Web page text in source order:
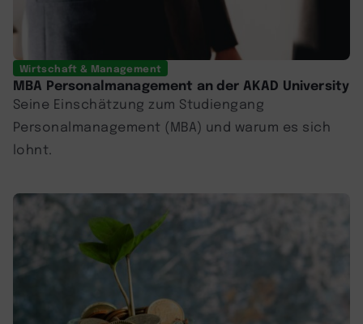
Wirtschaft & Management
MBA Personalmanagement an der AKAD University
Seine Einschätzung zum Studiengang
Personalmanagement (MBA) und warum es sich
lohnt.